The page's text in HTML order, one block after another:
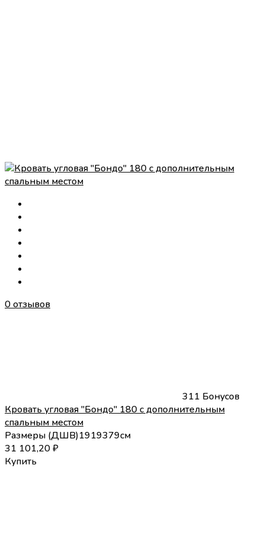
0 отзывов
311 Бонусов
Кровать угловая "Бондо" 180 с дополнительным
спальным местом
Размеры (ДШВ)1919379см
31 101,20₽
Купить